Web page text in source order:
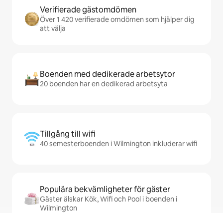
Verifierade gästomdömen
Över 1 420 verifierade omdömen som hjälper dig
att välja
Boenden med dedikerade arbetsytor
20 boenden har en dedikerad arbetsyta
Tillgång till wifi
40 semesterboenden i Wilmington inkluderar wifi
Populära bekvämligheter för gäster
Gäster älskar Kök, Wifi och Pool i boenden i
Wilmington